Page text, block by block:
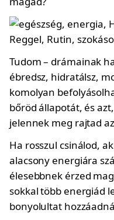
Tudom – drámainak
ébredsz, hidratálsz,
komolyan
bőröd állapotát, és
jelennek meg rajtad
Ha rosszul csinálod,
alacsony energiára
élesebbnek érzed
sokkal több energiád
bonyolultat